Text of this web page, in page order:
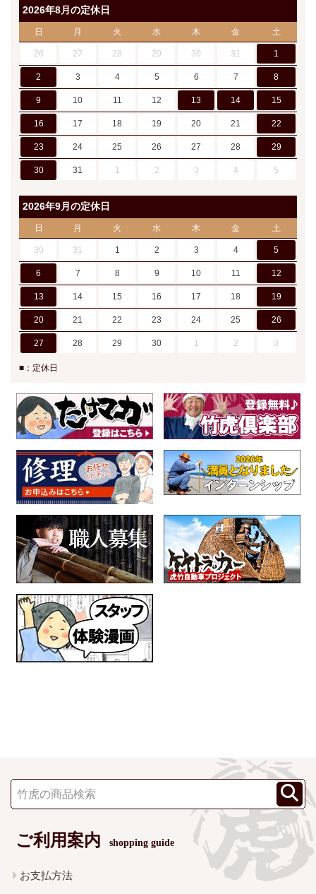
2026年8月の定休日
日 月 火 水 木 金 土
26 27 28 29 30 31 1
2 3 4 5 6 7 8
9 10 11 12 13 14 15
16 17 18 19 20 21 22
23 24 25 26 27 28 29
30 31 1 2 3 4 5
2026年9月の定休日
日 月 火 水 木 金 土
30 31 1 2 3 4 5
6 7 8 9 10 11 12
13 14 15 16 17 18 19
20 21 22 23 24 25 26
27 28 29 30 1 2 3
■：定休日
ご利用案内 shopping guide
お支払方法